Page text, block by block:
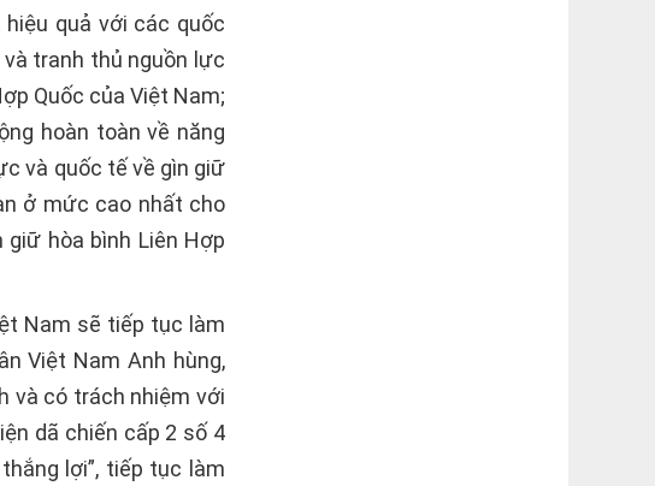
quả với các quốc
tranh thủ nguồn lực
Quốc của Việt Nam;
hoàn toàn về năng
và quốc tế về gìn giữ
ở mức cao nhất cho
hòa bình Liên Hợp
Nam sẽ tiếp tục làm
Việt Nam Anh hùng,
và có trách nhiệm với
dã chiến cấp 2 số 4
thắng lợi”, tiếp tục làm